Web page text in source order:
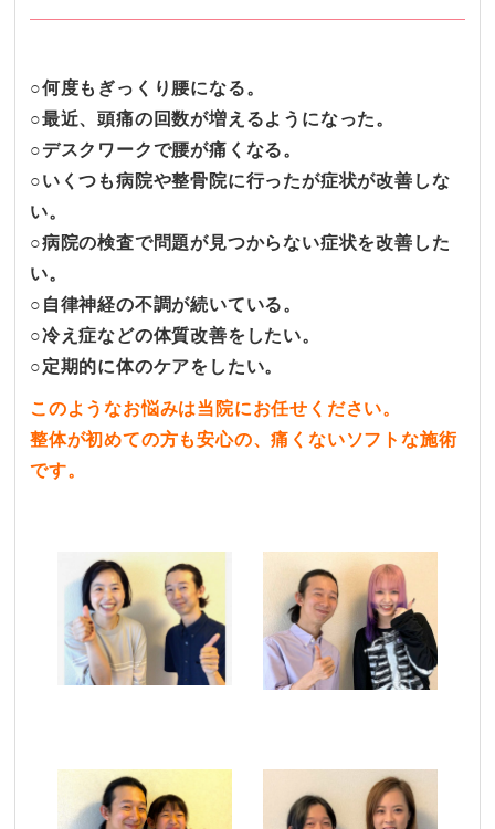
○何度もぎっくり腰になる。
○最近、頭痛の回数が増えるようになった。
○デスクワークで腰が痛くなる。
○いくつも病院や整骨院に行ったが症状が改善しな
い。
○病院の検査で問題が見つからない症状を改善した
い。
○自律神経の不調が続いている。
○冷え症などの体質改善をしたい。
○定期的に体のケアをしたい。
このようなお悩みは当院にお任せください。
整体が初めての方も安心の、痛くないソフトな施術
です。